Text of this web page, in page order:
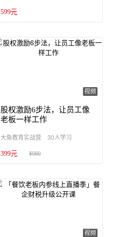
599元
视频
股权激励6步法，让员工像
老板一样工作
大鱼教育实战营 30人学习
399元 ¥980
视频